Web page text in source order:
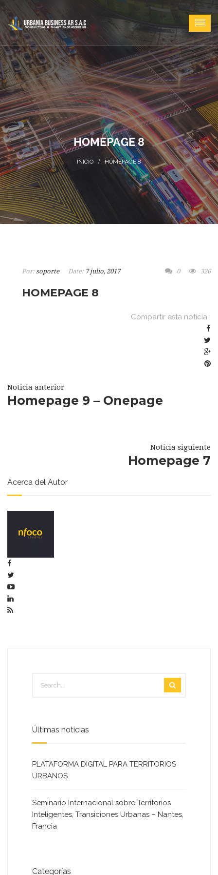
HOMEPAGE 8
HOMEPAGE 8
Por: soporte Date: 7 julio, 2017 0 326
HOMEPAGE 8
Compartir esta noticia :
Noticia anterior
Homepage 9 – Onepage
Noticia siguiente
Homepage 7
Acerca del Autor
Últimas noticias
PLATAFORMA DIGITAL PARA TERRITORIOS
URBANOS
Seminario Internacional sobre Territorios
Inteligentes, Transiciones Urbanas – Nantes,
Francia
Categorías